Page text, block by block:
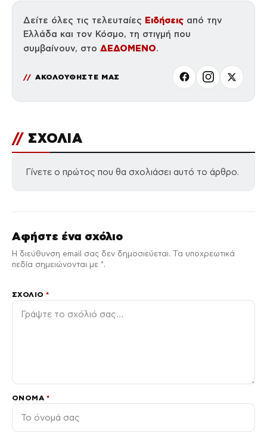
Δείτε όλες τις τελευταίες Ειδήσεις από την
Ελλάδα και τον Κόσμο, τη στιγμή που
συμβαίνουν, στο ΔΕΔΟΜΕΝΟ.
ΑΚΟΛΟΥΘΗΣΤΕ ΜΑΣ
// ΣΧΟΛΙΑ
Γίνετε ο πρώτος που θα σχολιάσει αυτό το άρθρο.
Αφήστε ένα σχόλιο
Η διεύθυνση email σας δεν δημοσιεύεται. Τα υποχρεωτικά
πεδία σημειώνονται με *.
ΣΧΌΛΙΟ*
ΌΝΟΜΑ *